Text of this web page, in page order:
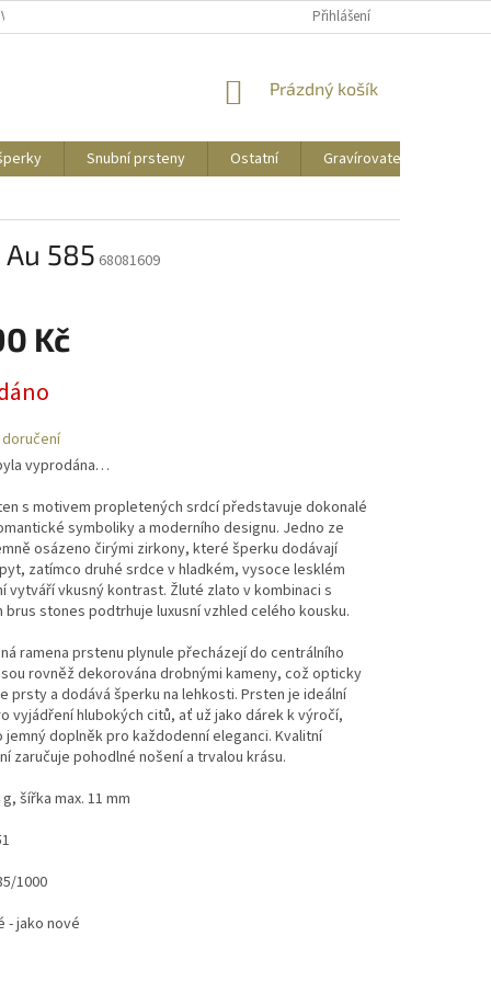
CENY DOPRAVYPřihlášení
NÁKUPNÍ
Prázdný košík
Snubní prsteny Ostatní Gravírovatelné
585 68081609
Kč
vyprodána…
s motivem propletených srdcí představuje dokonalé
symboliky a moderního designu. Jedno ze
osázeno čirými zirkony, které šperku dodávají
zatímco druhé srdce v hladkém, vysoce lesklém
vytváří vkusný kontrast. Žluté zlato v kombinaci s
brus stones podtrhuje luxusní vzhled celého kousku.
ramena prstenu plynule přecházejí do centrálního
rovněž dekorována drobnými kameny, což opticky
prsty a dodává šperku na lehkosti. Prsten je ideální
vyjádření hlubokých citů, ať už jako dárek k výročí,
jemný doplněk pro každodenní eleganci. Kvalitní
zaručuje pohodlné nošení a trvalou krásu.
šířka max. 11 mm
1000
- jako nové